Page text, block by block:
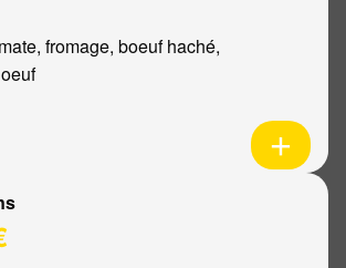
fromage, boeuf haché,